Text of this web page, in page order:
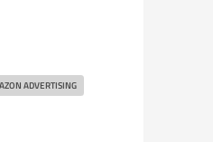
ADVERTISING